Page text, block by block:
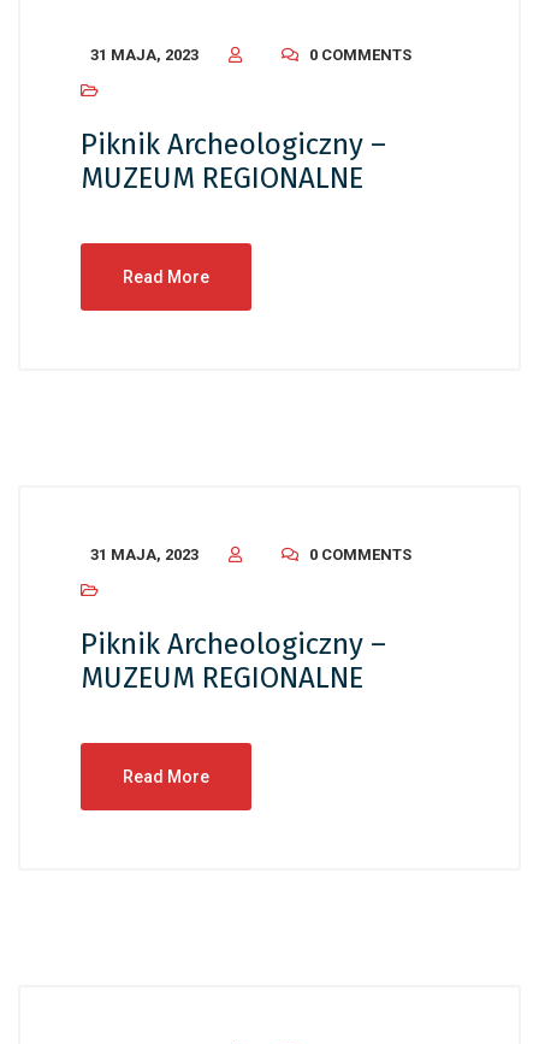
31 MAJA, 2023 0 COMMENTS
Piknik Archeologiczny –
MUZEUM REGIONALNE
Read More
31 MAJA, 2023 0 COMMENTS
Piknik Archeologiczny –
MUZEUM REGIONALNE
Read More